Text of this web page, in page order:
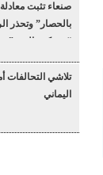
صنعاء تثبت
بالحصار” وتحذر
“عسكرة البحر”
تلاشي التحالفات
اليماني